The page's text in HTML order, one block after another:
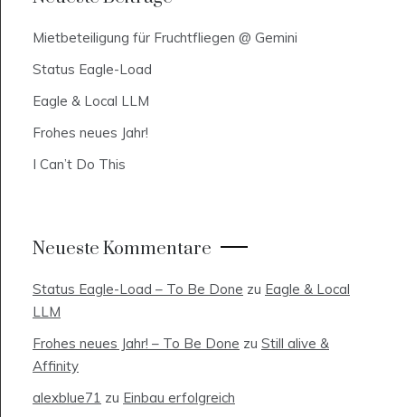
Mietbeteiligung für Fruchtfliegen @ Gemini
Status Eagle-Load
Eagle & Local LLM
Frohes neues Jahr!
I Can’t Do This
Neueste Kommentare
Status Eagle-Load – To Be Done zu Eagle & Local
LLM
Frohes neues Jahr! – To Be Done zu Still alive &
Affinity
alexblue71 zu Einbau erfolgreich